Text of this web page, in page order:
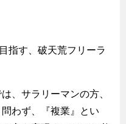
指す、破天荒フリーラ
、サラリーマンの方、
わず、『複業』とい